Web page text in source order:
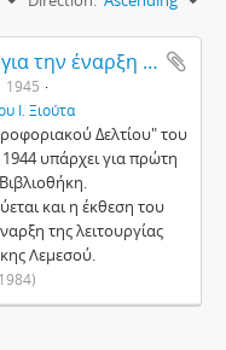
Εισηγητική έκθεση για την έναρξη της λειτουργίας της Δημοτικής Βιβλιοθήκης στη Λεμεσό
1945
Ι. Ξιούτα
Δελτίου" του
υπάρχει για πρώτη
και η έκθεση του
της λειτουργίας
Λεμεσού.